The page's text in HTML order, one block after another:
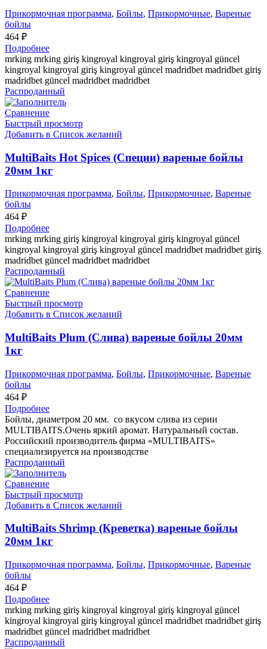
Прикормочная программа, Бойлы, Прикормочные, Вареные
бойлы
464 ₽
Подробнее
mrking mrking giriş kingroyal kingroyal giriş kingroyal güncel
kingroyal kingroyal giriş kingroyal güncel madridbet madridbet giriş
madridbet güncel madridbet madridbet
Распроданный
Сравнение
Быстрый просмотр
Добавить в Список желаний
MultiBaits Hot Spices (Специи) вареные бойлы
20мм 1кг
Прикормочная программа, Бойлы, Прикормочные, Вареные
бойлы
464 ₽
Подробнее
mrking mrking giriş kingroyal kingroyal giriş kingroyal güncel
kingroyal kingroyal giriş kingroyal güncel madridbet madridbet giriş
madridbet güncel madridbet madridbet
Распроданный
Сравнение
Быстрый просмотр
Добавить в Список желаний
MultiBaits Plum (Слива) вареные бойлы 20мм
1кг
Прикормочная программа, Бойлы, Прикормочные, Вареные
бойлы
464 ₽
Подробнее
Бойлы, диаметром 20 мм. со вкусом слива из серии
MULTIBAITS.Очень яркий аромат. Натуральный состав.
Российский производитель фирма «MULTIBAITS»
специализируется на производстве
Распроданный
Сравнение
Быстрый просмотр
Добавить в Список желаний
MultiBaits Shrimp (Креветка) вареные бойлы
20мм 1кг
Прикормочная программа, Бойлы, Прикормочные, Вареные
бойлы
464 ₽
Подробнее
mrking mrking giriş kingroyal kingroyal giriş kingroyal güncel
kingroyal kingroyal giriş kingroyal güncel madridbet madridbet giriş
madridbet güncel madridbet madridbet
Распроданный